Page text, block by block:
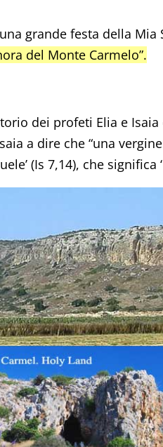
grande festa della Mia
del Monte Carmelo”.
dei profeti Elia e
a dire che “una
(Is 7,14), che significa